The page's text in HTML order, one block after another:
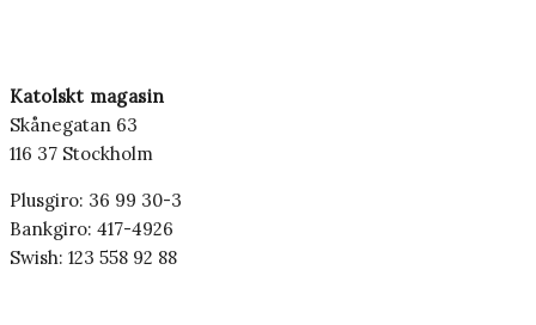
Katolskt magasin
Skånegatan 63
116 37 Stockholm
Plusgiro: 36 99 30-3
Bankgiro: 417-4926
Swish: 123 558 92 88